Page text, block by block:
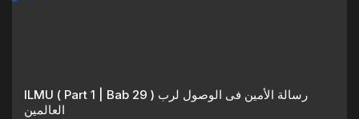
ILMU ( Part 1 | Bab 29 ) رسالة الأمين فى الوصول لرب
العالمين